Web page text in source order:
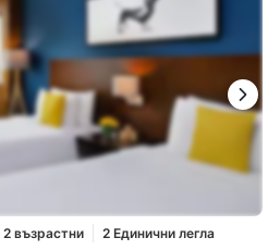
възрастни
2 Единични легла